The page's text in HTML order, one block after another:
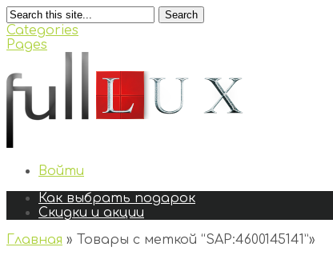
Search
Categories
Pages
Войти
Как выбрать подарок
Скидки и акции
Главная » Товары с меткой “SAP:4600145141”»